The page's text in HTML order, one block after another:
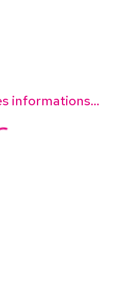
informations...